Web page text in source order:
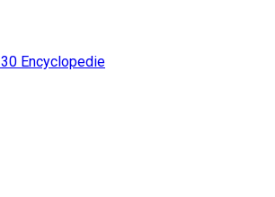
30 Encyclopedie